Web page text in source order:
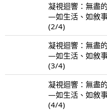
凝視迴響：無盡
—如生活、如敘
(2/4)
凝視迴響：無盡
—如生活、如敘
(3/4)
凝視迴響：無盡
—如生活、如敘
(4/4)